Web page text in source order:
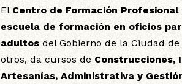
El Centro de Formación Profesional
escuela de formación en oficios
adultosdel Gobierno de la Ciudad
otros, da cursos de Construcciones,
Artesanías, Administrativa y